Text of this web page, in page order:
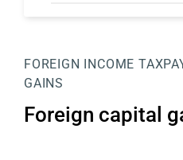
FOREIGN INCOME
GAINS
Foreign capital